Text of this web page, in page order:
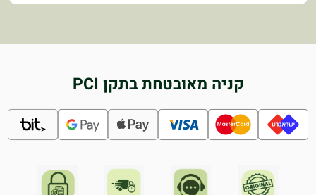
קניה מאובטחת בתקן PCI